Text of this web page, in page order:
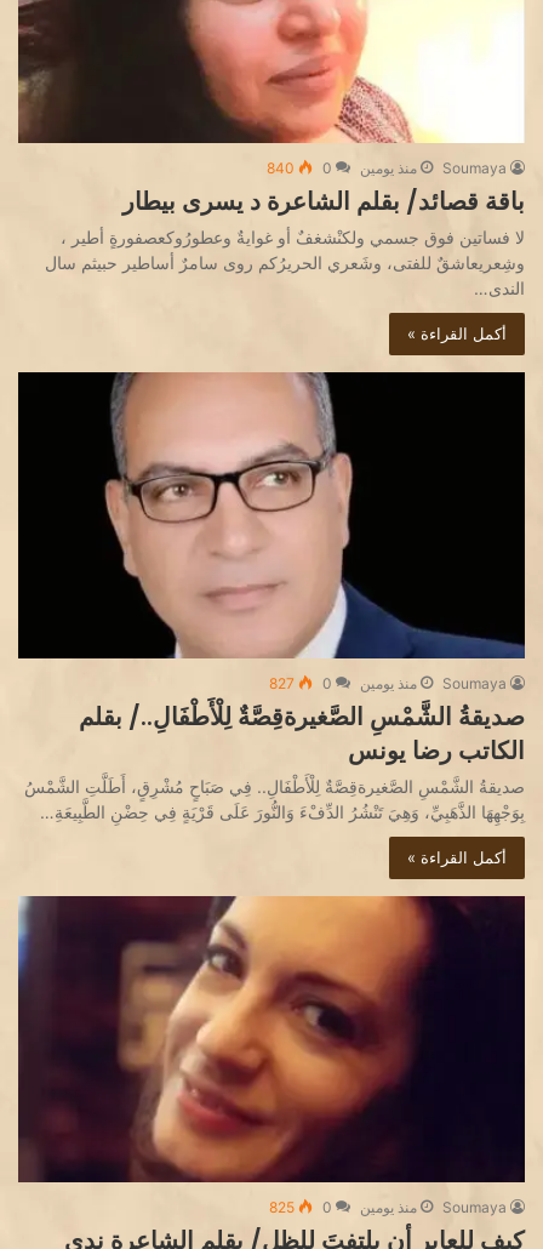
Soumaya منذ يومين 0
840
باقة قصائد/ بقلم الشاعرة د يسرى بيطار
لا فساتين فوق جسمي ولكنْشغفٌ أو غوايةٌ وعطورُوكعصفورةٍ أطير ،
وشِعريعاشقٌ للفتى، وشَعري الحريرُكم روى سامرٌ أساطير حبيثم سال
الندى…
أكمل القراءة »
Soumaya منذ يومين 0
827
صديقةُ الشَّمْسِ الصَّغيرةقِصَّةٌ لِلْأَطْفَالِ../ بقلم
الكاتب رضا يونس
صديقةُ الشَّمْسِ الصَّغيرةقِصَّةٌ لِلْأَطْفَالِ.. فِي صَبَاحٍ مُشْرِقٍ، أَطَلَّتِ الشَّمْسُ
بِوَجْهِهَا الذَّهَبِيِّ، وَهِيَ تَنْشُرُ الدِّفْءَ وَالنُّورَ عَلَى قَرْيَةٍ فِي حِضْنِ الطَّبِيعَةِ…
أكمل القراءة »
Soumaya منذ يومين 0
825
كيف للعابرِ أن يلتفتَ للظلِ/ بقلم الشاعرة ندى